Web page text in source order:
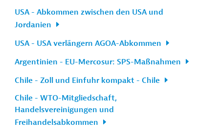
USA - Abkommen zwischen den USA und
Jordanien
USA - USA verlängern AGOA-Abkommen
Argentinien - EU-Mercosur: SPS-Maßnahmen
Chile - Zoll und Einfuhr kompakt - Chile
Chile - WTO-Mitgliedschaft,
Handelsvereinigungen und
Freihandelsabkommen